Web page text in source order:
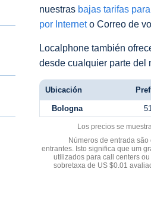
nuestras bajas tarifas
por Interneto Correo de
Localphone también
desde cualquier parte del
Ubicación
Bologna
Los precios se
Números de entrada
entrantes. Isto significa que um
utilizados para call centers
sobretaxa de US $0.01